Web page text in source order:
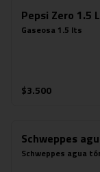
Pepsi Zero 1.5
Gaseosa 1.5 lts
$3.500
Schweppes
Schweppes agua